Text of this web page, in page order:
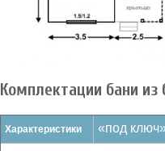
Комплектации бани
Характеристики «под